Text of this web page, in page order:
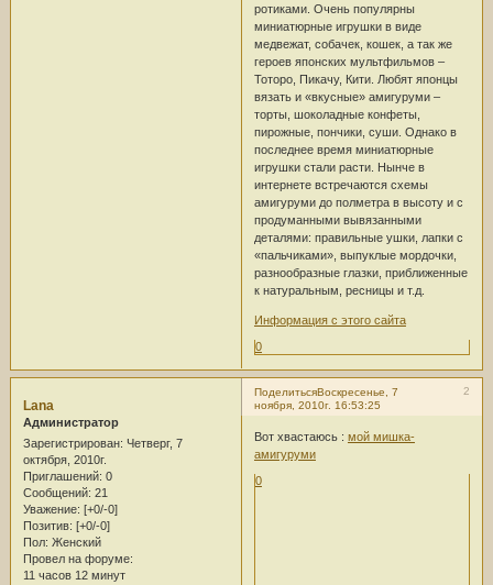
ротиками. Очень популярны
миниатюрные игрушки в виде
медвежат, собачек, кошек, а так же
героев японских мультфильмов –
Тоторо, Пикачу, Кити. Любят японцы
вязать и «вкусные» амигуруми –
торты, шоколадные конфеты,
пирожные, пончики, суши. Однако в
последнее время миниатюрные
игрушки стали расти. Нынче в
интернете встречаются схемы
амигуруми до полметра в высоту и с
продуманными вывязанными
деталями: правильные ушки, лапки с
«пальчиками», выпуклые мордочки,
разнообразные глазки, приближенные
к натуральным, ресницы и т.д.
Информация с этого сайта
0
Поделиться 2
Воскресенье, 7
ноября, 2010г. 16:53:25
Lana
Администратор
Зарегистрирован: Четверг, 7
октября, 2010г.
Приглашений: 0
Сообщений: 21
Уважение: [+0/-0]
Позитив: [+0/-0]
Пол: Женский
Провел на форуме:
11 часов 12 минут
Вот хвастаюсь : мой мишка-
амигуруми
0